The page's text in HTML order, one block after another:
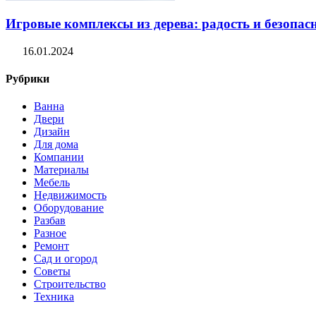
Игровые комплексы из дерева: радость и
16.01.2024
Рубрики
Ванна
Двери
Дизайн
Для дома
Компании
Материалы
Мебель
Недвижимость
Оборудование
Разбав
Разное
Ремонт
Сад и огород
Советы
Строительство
Техника